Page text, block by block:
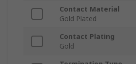
Contact Material
Gold Plated
Contact Plating
Gold